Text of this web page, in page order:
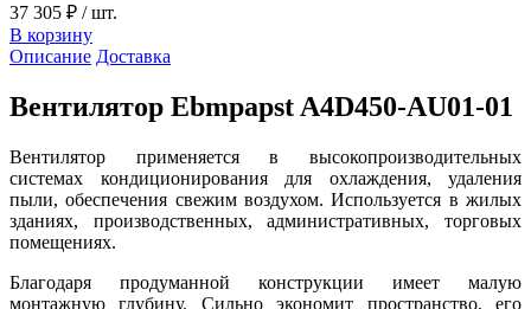
37 305 ₽ / шт.
В корзину
Описание Доставка
Вентилятор Ebmpapst A4D450-AU01-01
Вентилятор применяется в высокопроизводительных
системах кондиционирования для охлаждения, удаления
пыли, обеспечения свежим воздухом. Используется в жилых
зданиях, производственных, административных, торговых
помещениях.
Благодаря продуманной конструкции имеет малую
монтажную глубину. Сильно экономит пространство, его